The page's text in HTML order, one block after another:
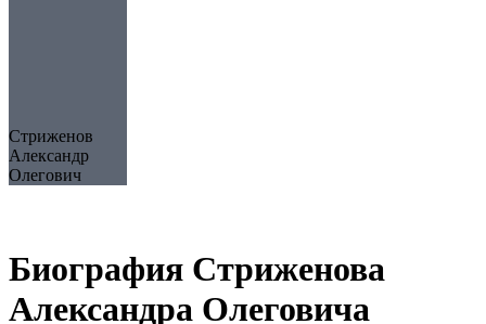
Стриженов
Александр
Олегович
Биография Стриженова
Александра Олеговича